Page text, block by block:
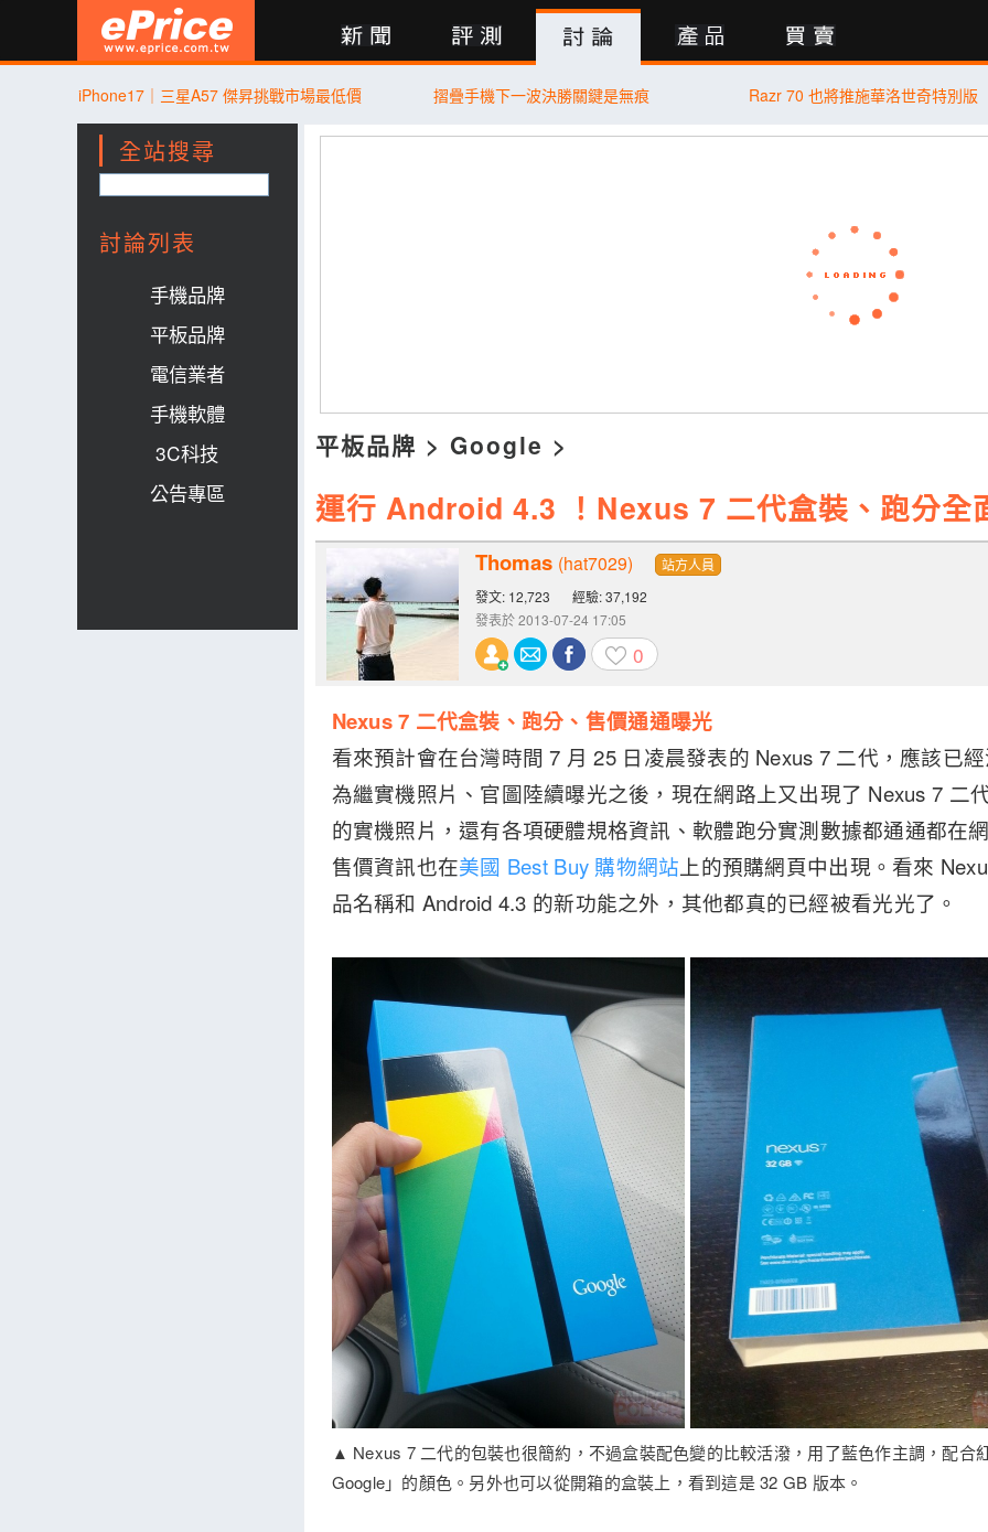
評測 討論 產品 買賣 登入 行動版
iPhone17｜三星A57 傑昇挑戰市場最低價 摺疊手機下一波決勝關鍵是無痕 Razr 70 也將推施華洛世奇特別版
全站搜尋
討論列表
手機品牌
平板品牌
電信業者
手機軟體
3C科技
公告專區
平板品牌 > Google >
運行 Android 4.3 ！Nexus 7 二代盒裝、跑分全
Thomas (hat7029)
站方人員
發文: 12,723
經驗: 37,192
發表於 2013-07-24 17:05
0
Nexus 7 二代盒裝、跑分、售價通通曝光
看來預計會在台灣時間 7 月 25 日凌晨發表的 Nexus 7 二代，應該已
為繼實機照片、官圖陸續曝光之後，現在網路上又出現了 Nexus 7 二
的實機照片，還有各項硬體規格資訊、軟體跑分實測數據都通通都在
售價資訊也在美國 Best Buy 購物網站 上的預購網頁中出現。看來
品名稱和 Android 4.3 的新功能之外，其他都真的已經被看光光了。
▲ Nexus 7 二代的包裝也很簡約，不過盒裝配色變的比較活潑，用了藍色作主調，配合
Google」的顏色。另外也可以從開箱的盒裝上，看到這是 32 GB 版本。